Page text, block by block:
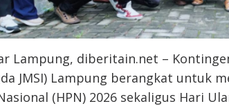
Lampung, diberitain.net –
JMSI) Lampung berangkat untuk
(HPN) 2026 sekaligus Hari